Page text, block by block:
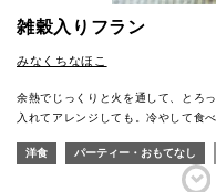
雑穀入りフラン
みなくちなほこ
余熱でじっくりと火を通して、とろ
入れてアレンジしても。冷やして食
洋食 パーティー・おもてなし